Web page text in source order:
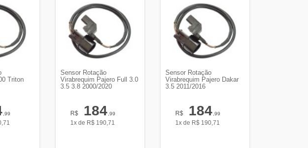
Triton
,99
Sensor Rotação
Virabrequim Pajero Full 3.0
3.5 3.8 2000/2020
R$ 184,99
1x de R$ 190,71
Sensor Rotação
Virabrequim Pajero Dakar
3.5 2011/2016
R$ 184,99
1x de R$ 190,71